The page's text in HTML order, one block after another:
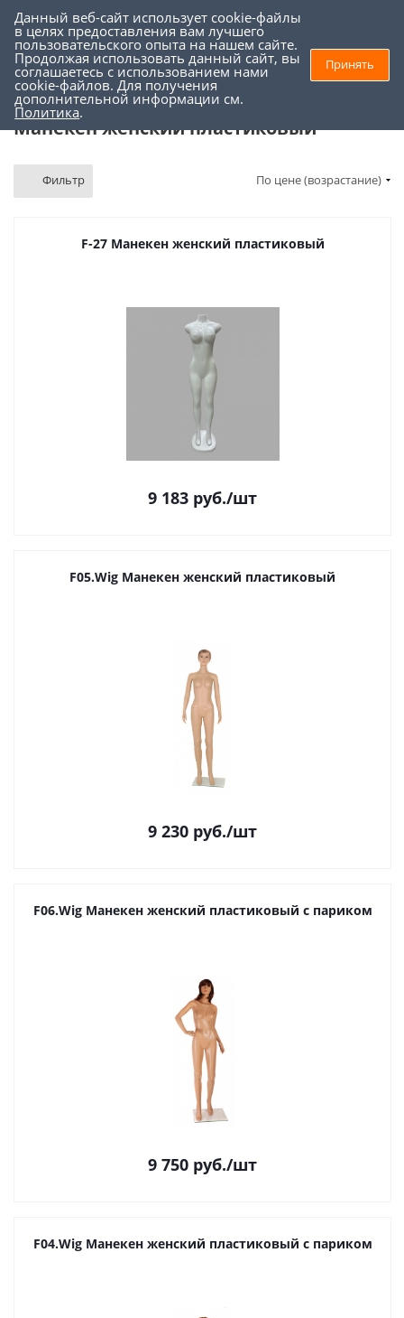
Торговое оборудование - Манекены и торсы -
Манекен женский пластиковый
Манекен женский пластиковый
Фильтр По цене (возрастание)
F-27 Манекен женский пластиковый
9 183 руб./шт
F05.Wig Манекен женский пластиковый
9 230 руб./шт
F06.Wig Манекен женский пластиковый с париком
9 750 руб./шт
F04.Wig Манекен женский пластиковый с париком
Данный веб-сайт использует cookie-файлы
в целях предоставления вам лучшего
пользовательского опыта на нашем сайте.
Продолжая использовать данный сайт, вы
соглашаетесь с использованием нами
cookie-файлов. Для получения
дополнительной информации см.
Политика.
Принять